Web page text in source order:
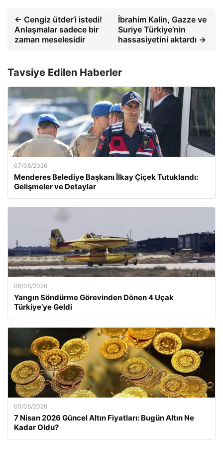
← Cengiz ütder’i istedi!
Anlaşmalar sadece bir
zaman meselesidir
İbrahim Kalin, Gazze ve
Suriye Türkiye’nin
hassasiyetini aktardı →
Tavsiye Edilen Haberler
07/08/2026
Menderes Belediye Başkanı İlkay Çiçek Tutuklandı:
Gelişmeler ve Detaylar
06/08/2026
Yangın Söndürme Görevinden Dönen 4 Uçak
Türkiye’ye Geldi
05/08/2026
7 Nisan 2026 Güncel Altın Fiyatları: Bugün Altın Ne
Kadar Oldu?